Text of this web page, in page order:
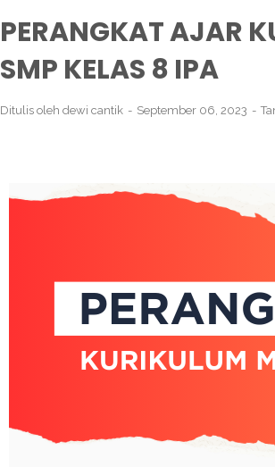
PERANGKAT AJAR
SMP KELAS 8 IPA
Ditulis oleh dewi cantik September 06, 2023